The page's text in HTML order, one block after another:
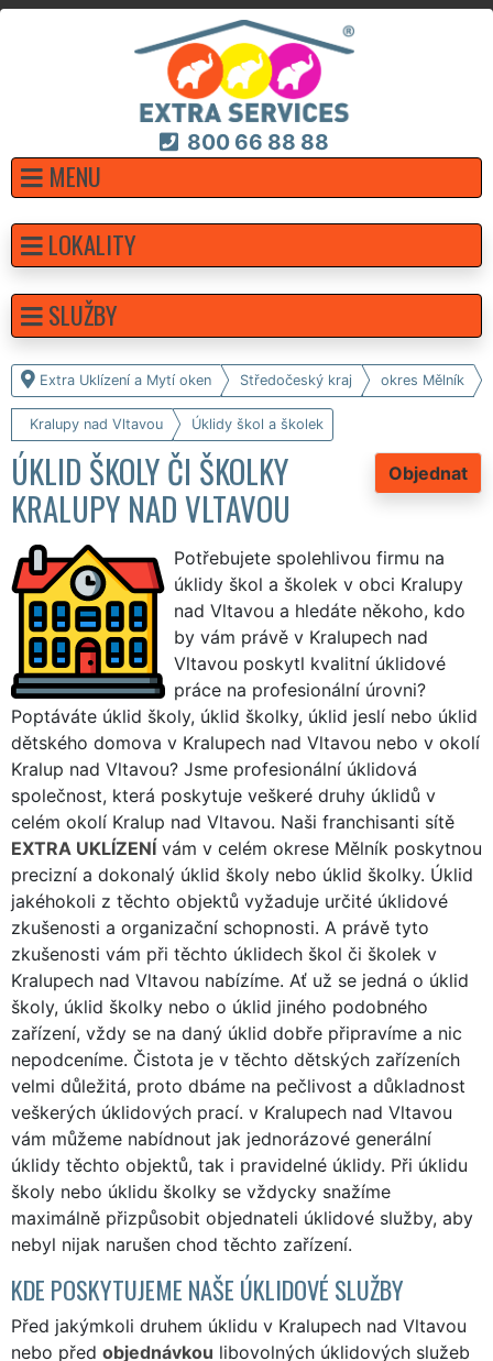
800 66 88 88
MENU
Extra Uklízení a Mytí oken Středočeský kraj okres Mělník
Kralupy nad Vltavou Úklidy škol a školek
Objednat
ÚKLID ŠKOLY ČI ŠKOLKY
KRALUPY NAD VLTAVOU
Potřebujete spolehlivou firmu na
úklidy škol a školek v obci Kralupy
nad Vltavou a hledáte někoho, kdo
by vám právě v Kralupech nad
Vltavou poskytl kvalitní úklidové
práce na profesionální úrovni?
Poptáváte úklid školy, úklid školky, úklid jeslí nebo úklid
dětského domova v Kralupech nad Vltavou nebo v okolí
Kralup nad Vltavou? Jsme profesionální úklidová
společnost, která poskytuje veškeré druhy úklidů v
celém okolí Kralup nad Vltavou. Naši franchisanti sítě
EXTRA UKLÍZENÍ vám v celém okrese Mělník poskytnou
precizní a dokonalý úklid školy nebo úklid školky. Úklid
jakéhokoli z těchto objektů vyžaduje určité úklidové
zkušenosti a organizační schopnosti. A právě tyto
zkušenosti vám při těchto úklidech škol či školek v
Kralupech nad Vltavou nabízíme. Ať už se jedná o úklid
školy, úklid školky nebo o úklid jiného podobného
zařízení, vždy se na daný úklid dobře připravíme a nic
nepodceníme. Čistota je v těchto dětských zařízeních
velmi důležitá, proto dbáme na pečlivost a důkladnost
veškerých úklidových prací. v Kralupech nad Vltavou
vám můžeme nabídnout jak jednorázové generální
úklidy těchto objektů, tak i pravidelné úklidy. Při úklidu
školy nebo úklidu školky se vždycky snažíme
maximálně přizpůsobit objednateli úklidové služby, aby
nebyl nijak narušen chod těchto zařízení.
KDE POSKYTUJEME NAŠE ÚKLIDOVÉ SLUŽBY
Před jakýmkoli druhem úklidu v Kralupech nad Vltavou
nebo před objednávkou libovolných úklidových služeb
LOKALITY
SLUŽBY